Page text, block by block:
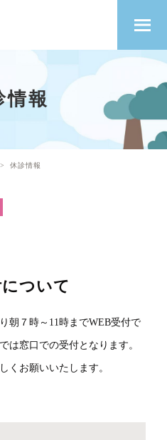
情報
休診情報
ついて
朝７時～11時までWEB受付で
は窓口での受付となります。
くお願いいたします。